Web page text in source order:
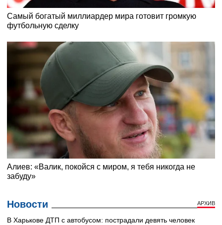
Новости АРХИВ
В Харькове ДТП с автобусом: пострадали девять человек